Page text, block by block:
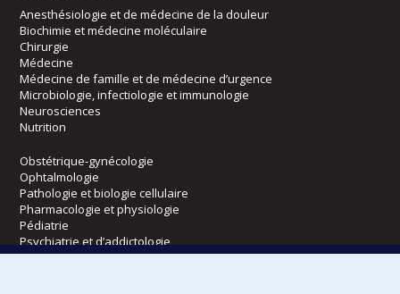
Anesthésiologie et de médecine de la douleur
Biochimie et médecine moléculaire
Chirurgie
Médecine
Médecine de famille et de médecine d’urgence
Microbiologie, infectiologie et immunologie
Neurosciences
Nutrition
Obstétrique-gynécologie
Ophtalmologie
Pathologie et biologie cellulaire
Pharmacologie et physiologie
Pédiatrie
Psychiatrie et d’addictologie
Radiologie, radio-oncologie et médecine nucléaire